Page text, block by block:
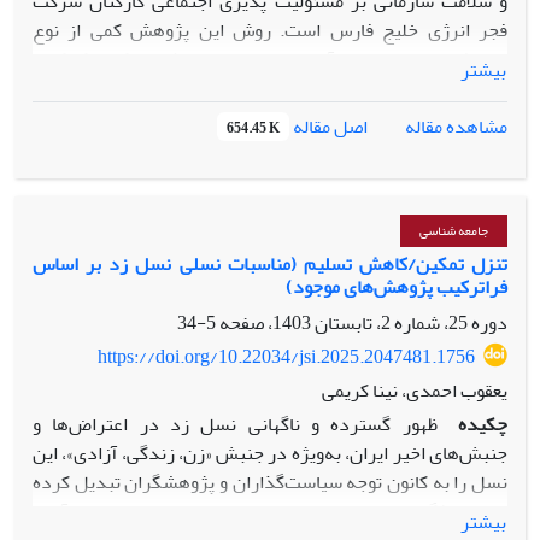
فجر انرژی خلیج فارس است. روش این پژوهش کمی از نوع
پیمایشی است. جامعه آماری تحقیق حاضر شامل کلیه کارکنان
نفر به عنوان نمونه آماری انتخاب شده اند. نتایج تحقیق حاضر
نشان داد که بین متغیرهای سلامت سازمانی و فرهنگ سازمانی با
متغیرهای وارد شده در مدل یعنی فرهنگ سازمانی و سلامت
سازمانی تبیین می نمایند.
بیشتر
مشاهده مقاله
اصل مقاله 654.45 K
جامعه شناسی
تنزل تمکین/کاهش تسلیم (مناسبات نسلی نسل زد بر اساس
فراترکیب پژوهش‌های موجود)
دوره 25، شماره 2، تابستان 1403، صفحه
5-34
https://doi.org/10.22034/jsi.2025.2047481.1756
یعقوب احمدی، نینا کریمی
چکیده ظهور گسترده و ناگهانی نسل زد در اعتراض‌ها و
جنبش‌های اخیر ایران، به‌ویژه در جنبش «زن، زندگی، آزادی»، این
نسل را به کانون توجه سیاست‌گذاران و پژوهشگران تبدیل کرده
است. ویژگی‌ها و خصوصیات نسل زد و تفاوت‌ها و تمایزهای آن با
بیشتر